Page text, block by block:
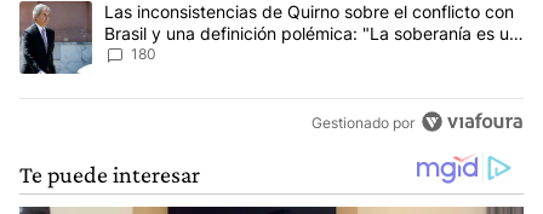
Un artículo de tendencia con el título "Las inconsistencias de
Las inconsistencias de Quirno sobre el conflicto con
Brasil y una definición polémica: "La soberanía es un
concepto antiguo"
180
Gestionado por